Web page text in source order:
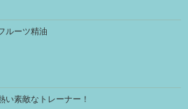
ルーツ精油
い素敵なトレーナー！